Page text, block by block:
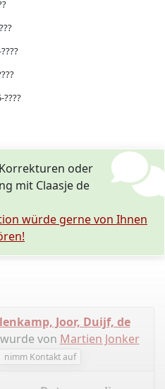
????
oder
mit Claasje de
würde gerne von Ihnen
​​​​Joor, Duijf, de
von Martien Jonker
nimm Kontakt auf